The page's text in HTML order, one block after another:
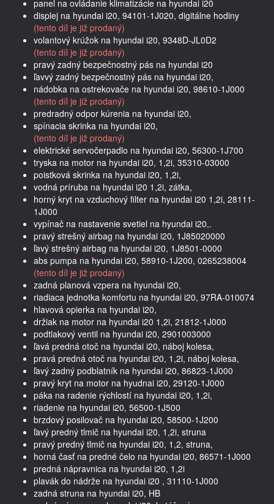
panel na ovládanie klimatizácie na hyundai i20
displej na hyundai i20, 94101-1J020, digitálne hodiny
(tento díl je již prodaný)
volantový krúžok na hyundai i20, 9348D-JL0D2
(tento díl je již prodaný)
pravý zadný bezpečnostný pás na hyundai i20
ľavvý zadný bezpečnostný pás na hyundai i20,
nádobka na ostrekovače na hyundai i20, 98610-1J000
(tento díl je již prodaný)
predradný odpor kúrenia na hyundai i20,
spínacia skrinka na hyundai i20,
(tento díl je již prodaný)
elektrické servočerpadlo na hyundai i20, 56300-1J700
tryska na motor na hyundai i20, 1,2i, 35310-03000
poistková skrinka na hyundai i20, 1,2i,
vodná príruba na hyundai i20 1,2i, zátka,
horný kryt na vzduchový filter na hyundai i20 1,2i, 28111-
1J000
vypínač na nastavenie svetiel na hyundai i20,.
pravý strešný airbag na hyundai i20, 1J85020000
ľavý strešný airbag na hyundai i20, 1J8501-0000
abs pumpa na hyundai i20, 58910-1J200, 0265238004
(tento díl je již prodaný)
zadná planová vzpera na hyundai i20,
riadiaca jednotka komfortu na hyundai i20, 97RA-010074
hlavová opierka na hyundai i20,
držiak na motor na hyundai i20 1,2i, 21812-1J000
podtlakový ventil na hyundai i20, 2901003000
ľavá predná otoč na hyundai i20, náboj kolesa,
pravá predná otoč na hyundai i20, 1,2i, náboj kolesa,
ľavý zadný podblatník na hyundai i20, 86823-1J000
pravý kryt na motor na hyudnai i20, 29120-1J000
páka na radenie rýchlostí na hyundai i20, 1,2i,
riadenie na hyundai i20, 56500-1J500
brzdový posilovač na hyundai i20, 58500-1J200
ľavý predný tlmič na hyundai i20, 1,2i, struna
pravý predný tlmič na hyundai i20, 1,2, struna,
horná časť na predné čelo na hyundai i20, 86571-1J000
predná nápravnica na hyundai i20, 1,2i
plavák do nádrže na hyundai i20 , 31110-1J000
zadná struna na hyundai i20, HB